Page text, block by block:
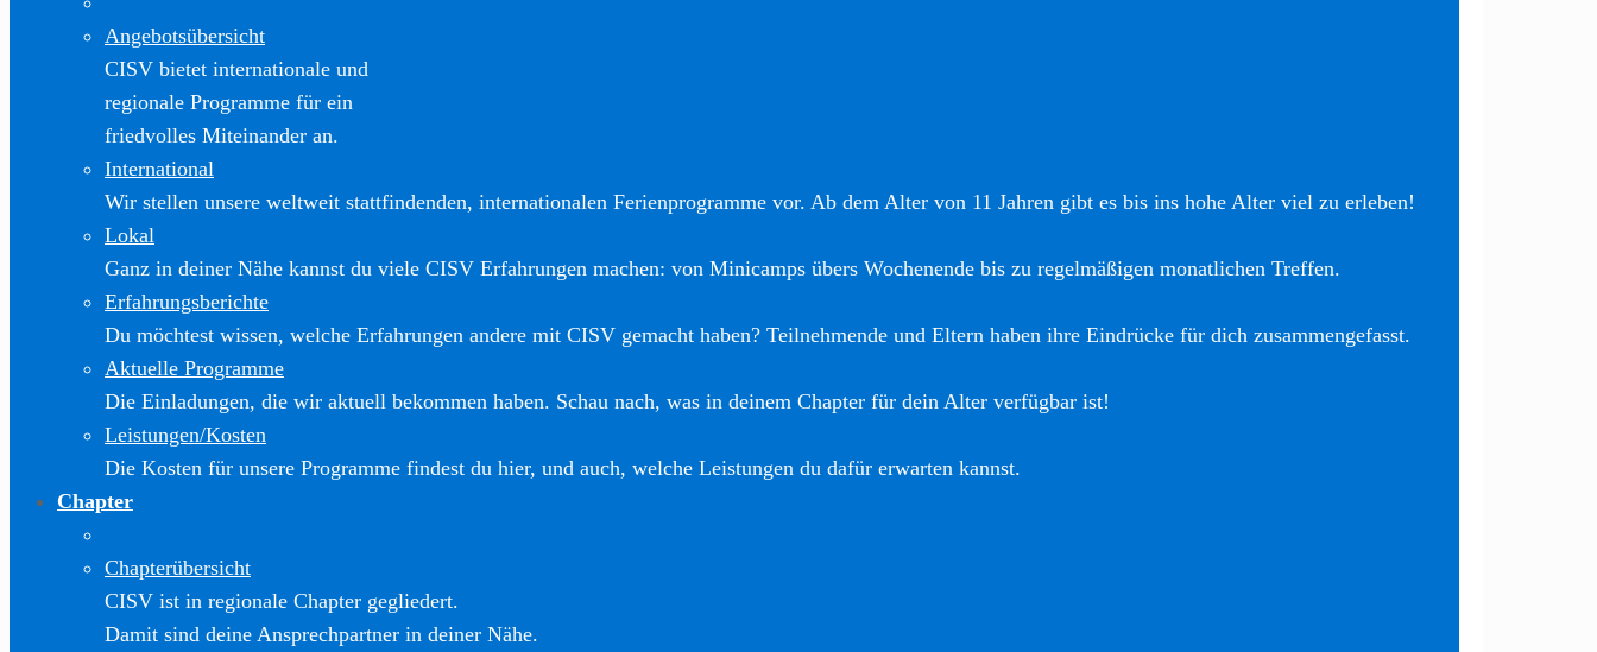
Angebotsübersicht
CISV bietet internationale und
regionale Programme für ein
friedvolles Miteinander an.
International
Wir stellen unsere weltweit stattfindenden, internationalen Ferienprogramme vor. Ab dem Alter von 11 Jahren gibt es bis ins hohe Alter viel zu erleben!
Lokal
Ganz in deiner Nähe kannst du viele CISV Erfahrungen machen: von Minicamps übers Wochenende bis zu regelmäßigen monatlichen Treffen.
Erfahrungsberichte
Du möchtest wissen, welche Erfahrungen andere mit CISV gemacht haben? Teilnehmende und Eltern haben ihre Eindrücke für dich zusammengefasst.
Aktuelle Programme
Die Einladungen, die wir aktuell bekommen haben. Schau nach, was in deinem Chapter für dein Alter verfügbar ist!
Leistungen/Kosten
Die Kosten für unsere Programme findest du hier, und auch, welche Leistungen du dafür erwarten kannst.
Chapter
Chapterübersicht
CISV ist in regionale Chapter gegliedert.
Damit sind deine Ansprechpartner in deiner Nähe.